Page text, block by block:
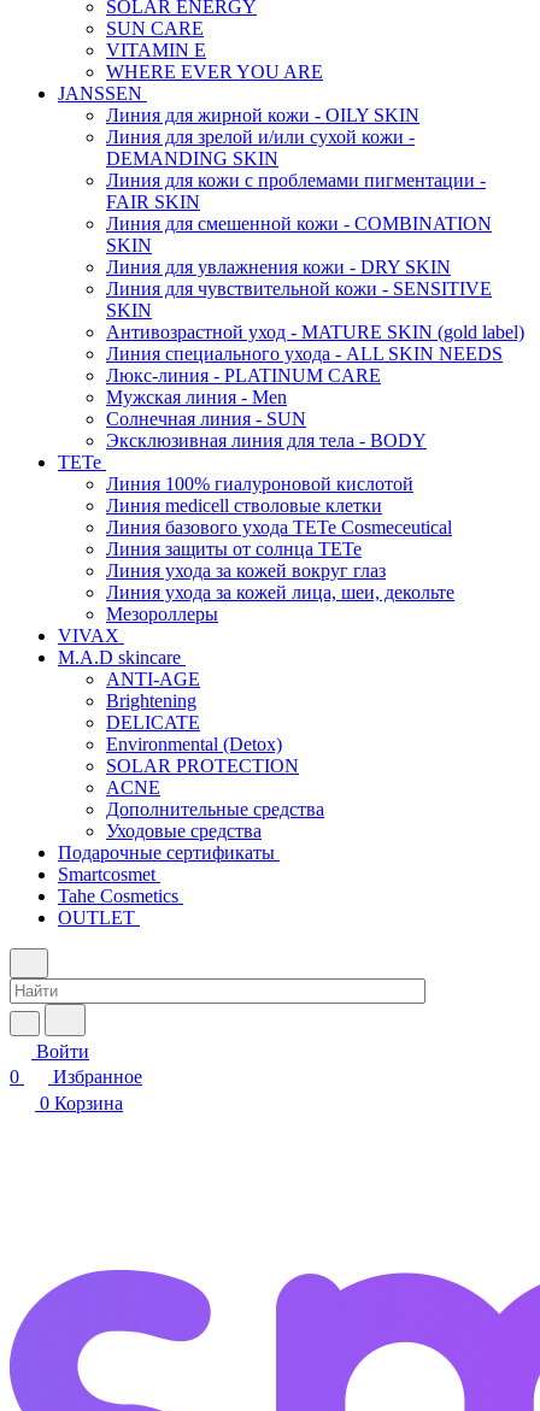
SOLAR ENERGY
SUN CARE
VITAMIN E
WHERE EVER YOU ARE
JANSSEN
Линия для жирной кожи - OILY SKIN
Линия для зрелой и/или сухой кожи -
DEMANDING SKIN
Линия для кожи с проблемами пигментации -
FAIR SKIN
Линия для смешенной кожи - COMBINATION
SKIN
Линия для увлажнения кожи - DRY SKIN
Линия для чувствительной кожи - SENSITIVE
SKIN
Антивозрастной уход - MATURE SKIN (gold label)
Линия специального ухода - ALL SKIN NEEDS
Люкс-линия - PLATINUM CARE
Мужская линия - Men
Солнечная линия - SUN
Эксклюзивная линия для тела - BODY
TETe
Линия 100% гиалуроновой кислотой
Линия medicell стволовые клетки
Линия базового ухода TETe Cosmeceutical
Линия защиты от солнца TETe
Линия ухода за кожей вокруг глаз
Линия ухода за кожей лица, шеи, декольте
Мезороллеры
VIVAX
M.A.D skincare
ANTI-AGE
Brightening
DELICATE
Environmental (Detox)
SOLAR PROTECTION
АCNE
Дополнительные средства
Уходовые средства
Подарочные сертификаты
Smartcosmet
Tahe Cosmetics
OUTLET
Войти
0
Избранное
0 Корзина